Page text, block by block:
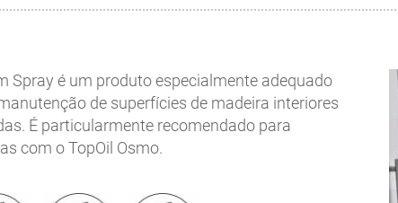
Spray é um produto especialmente adequado
de superfícies de madeira interiores
É particularmente recomendado para
com o TopOil Osmo.